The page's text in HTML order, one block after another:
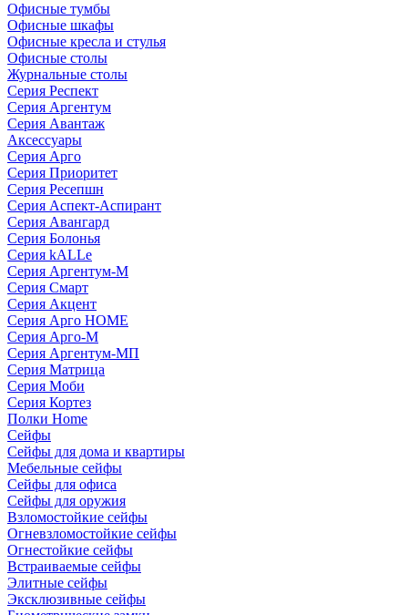
Офисные тумбы
Офисные шкафы
Офисные кресла и стулья
Офисные столы
Журнальные столы
Серия Респект
Серия Аргентум
Серия Авантаж
Аксессуары
Серия Арго
Серия Приоритет
Серия Ресепшн
Серия Аспект-Аспирант
Серия Авангард
Серия Болонья
Серия kALLe
Серия Аргентум-М
Серия Смарт
Серия Акцент
Серия Арго HOME
Серия Арго-М
Серия Аргентум-МП
Серия Матрица
Серия Моби
Серия Кортез
Полки Home
Сейфы
Сейфы для дома и квартиры
Мебельные сейфы
Сейфы для офиса
Сейфы для оружия
Взломостойкие сейфы
Огневзломостойкие сейфы
Огнестойкие сейфы
Встраиваемые сейфы
Элитные сейфы
Эксклюзивные сейфы